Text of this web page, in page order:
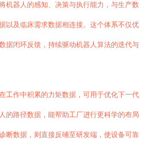
机器人的感知、决策与执行能力，与生产数
以及临床需求数据相连接。这个体系不仅优
据闭环反馈，持续驱动机器人算法的迭代与
工作中积累的力矩数据，可用于优化下一代
的路径数据，能帮助工厂进行更科学的布局
断数据，则直接反哺至研发端，使设备可靠